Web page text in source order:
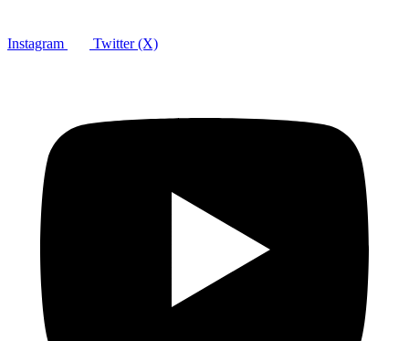
Instagram Twitter (X)